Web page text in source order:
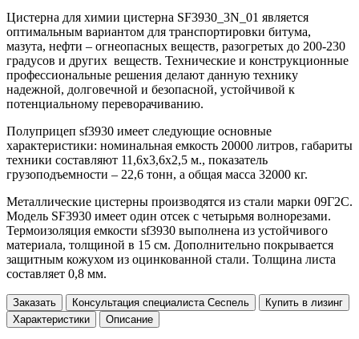
Цистерна для химии цистерна SF3930_3N_01 является
оптимальным вариантом для транспортировки битума,
мазута, нефти – огнеопасных веществ, разогретых до 200-230
градусов и других веществ. Технические и конструкционные
профессиональные решения делают данную технику
надежной, долговечной и безопасной, устойчивой к
потенциальному переворачиванию.
Полуприцеп sf3930 имеет следующие основные
характеристики: номинальная емкость 20000 литров, габариты
техники составляют 11,6х3,6х2,5 м., показатель
грузоподъемности – 22,6 тонн, а общая масса 32000 кг.
Металлические цистерны производятся из стали марки 09Г2С.
Модель SF3930 имеет один отсек с четырьмя волнорезами.
Термоизоляция емкости sf3930 выполнена из устойчивого
материала, толщиной в 15 см. Дополнительно покрывается
защитным кожухом из оцинкованной стали. Толщина листа
составляет 0,8 мм.
Заказать Консультация специалиста Сеспель
Купить в лизинг
Характеристики
Описание